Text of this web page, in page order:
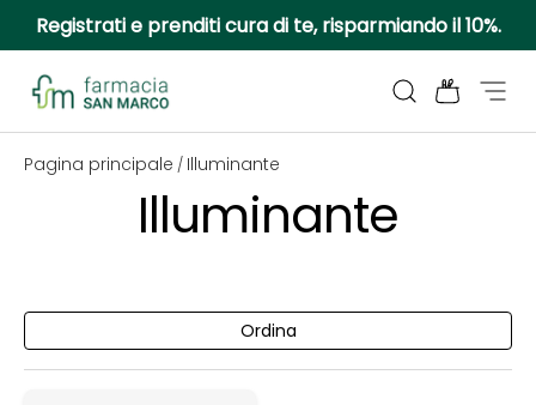
Passa ai contenuti
Registrati e prenditi cura di te, risparmiando il 10%.
Farmacia San Marco
Cerca Borsa
Pagina principale / Illuminante
Illuminante
Ordina